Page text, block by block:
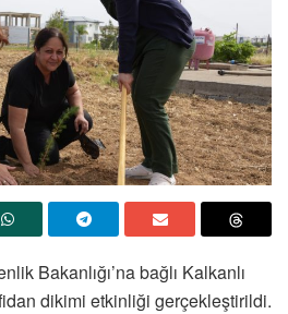
Bakanlığı’na bağlı Kalkanlı
dikimi etkinliği gerçekleştirildi.